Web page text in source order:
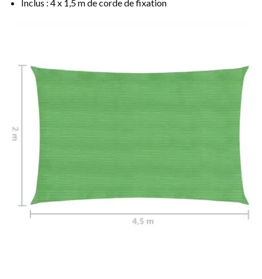
Inclus : 4 x 1,5 m de corde de fixation